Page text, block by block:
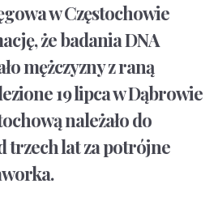
w Częstochowie
że badania DNA
mężczyzny z raną
19 lipca w Dąbrowie
należało do
trzech lat za potrójne